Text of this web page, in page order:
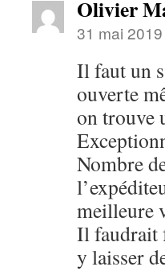
Olivier
31 mai
Il faut un
ouverte
on trouve
Nombre
meilleure
Il faudrait
y laisser